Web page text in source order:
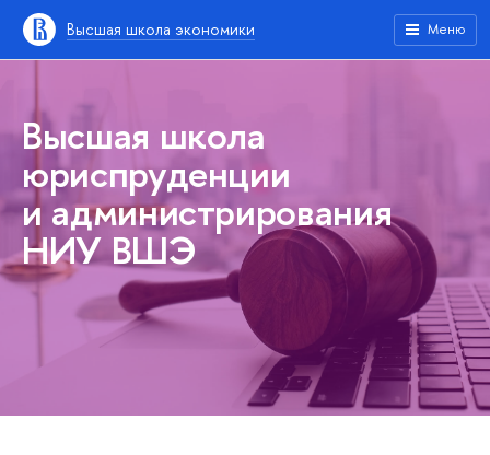
Высшая школа экономики Меню
Высшая школа
юриспруденции
и администрирования
НИУ ВШЭ